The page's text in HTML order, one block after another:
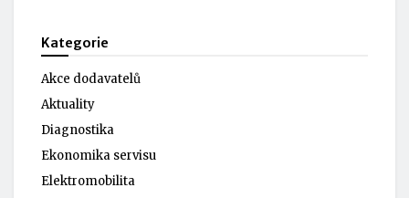
Kategorie
Akce dodavatelů
Aktuality
Diagnostika
Ekonomika servisu
Elektromobilita